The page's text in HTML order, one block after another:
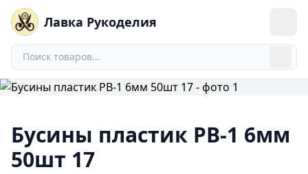
Лавка Рукоделия
Бусины пластик PB-1 6мм
50шт 17